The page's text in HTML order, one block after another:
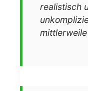
realistisch